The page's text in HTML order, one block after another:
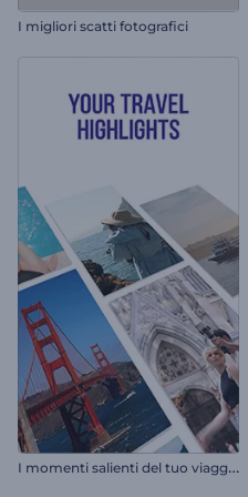
I migliori scatti fotografici
I
momenti salienti del tuo viaggio